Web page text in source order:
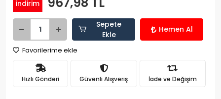
indirim
Sepete
Ekle
Hemen Al
Favorilerime ekle
Hızlı Gönderi Güvenli Alışveriş İade ve Değişim